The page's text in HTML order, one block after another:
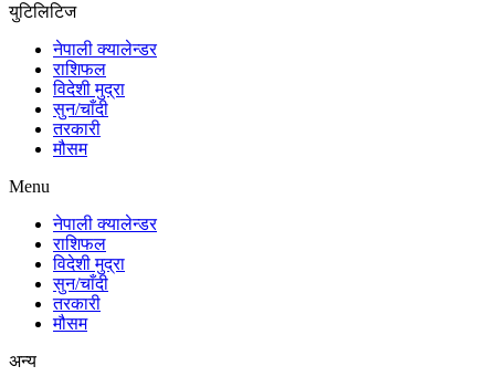
युटिलिटिज
नेपाली क्यालेन्डर
राशिफल
विदेशी मुद्रा
सुन/चाँदी
तरकारी
मौसम
Menu
नेपाली क्यालेन्डर
राशिफल
विदेशी मुद्रा
सुन/चाँदी
तरकारी
मौसम
अन्य